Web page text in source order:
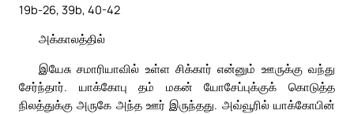
19b-26, 39b, 40-42
அக்காலத்தில்
இயேசு சமாரியாவில் உள்ள சிக்கார் என்னும் ஊருக்கு வந்து
சேர்ந்தார். யாக்கோபு தம் மகன் யோசேப்புக்குக் கொடுத்த
நிலத்துக்கு அருகே அந்த ஊர் இருந்தது. அவ்வூரில் யாக்கோபின்